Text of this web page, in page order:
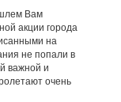
Вам
акции города
на
не попали в
важной и
очень